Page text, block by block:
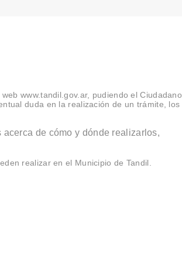
www.tandil.gov.ar, pudiendo el Ciudadano
duda en la realización de un trámite, los
de cómo y dónde realizarlos,
realizar en el Municipio de Tandil.